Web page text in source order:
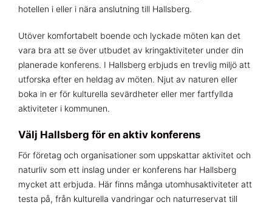
hotellen i eller i nära anslutning till Hallsberg.
Utöver komfortabelt boende och lyckade möten kan det
vara bra att se över utbudet av kringaktiviteter under din
planerade konferens. I Hallsberg erbjuds en trevlig miljö att
utforska efter en heldag av möten. Njut av naturen eller
boka in er för kulturella sevärdheter eller mer fartfyllda
aktiviteter i kommunen.
Välj Hallsberg för en aktiv konferens
För företag och organisationer som uppskattar aktivitet och
naturliv som ett inslag under er konferens har Hallsberg
mycket att erbjuda. Här finns många utomhusaktiviteter att
testa på, från kulturella vandringar och naturreservat till